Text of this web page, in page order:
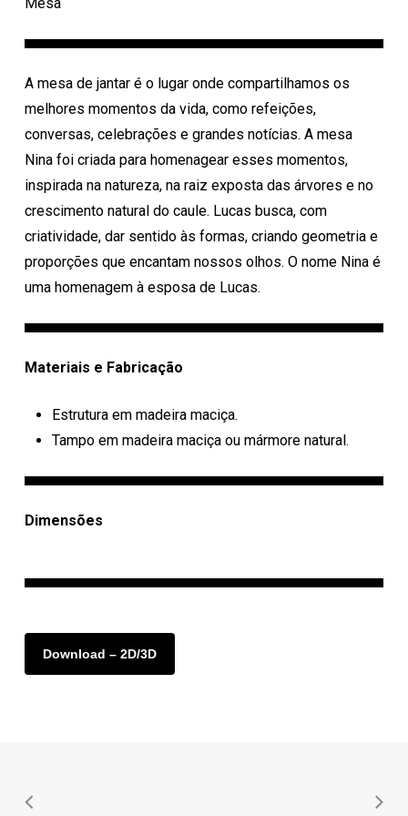
A mesa de jantar é o lugar onde compartilhamos os
melhores momentos da vida, como refeições,
conversas, celebrações e grandes notícias. A mesa
Nina foi criada para homenagear esses momentos,
inspirada na natureza, na raiz exposta das árvores e no
crescimento natural do caule. Lucas busca, com
criatividade, dar sentido às formas, criando geometria e
proporções que encantam nossos olhos. O nome Nina é
uma homenagem à esposa de Lucas.
Materiais e Fabricação
Estrutura em madeira maciça.
Tampo em madeira maciça ou mármore natural.
Dimensões
Download – 2D/3D